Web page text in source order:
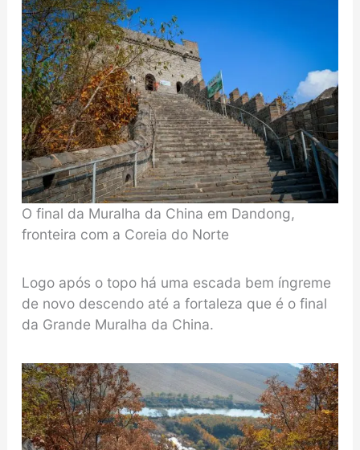
O final da Muralha da China em Dandong,
fronteira com a Coreia do Norte
Logo após o topo há uma escada bem íngreme
de novo descendo até a fortaleza que é o final
da Grande Muralha da China.